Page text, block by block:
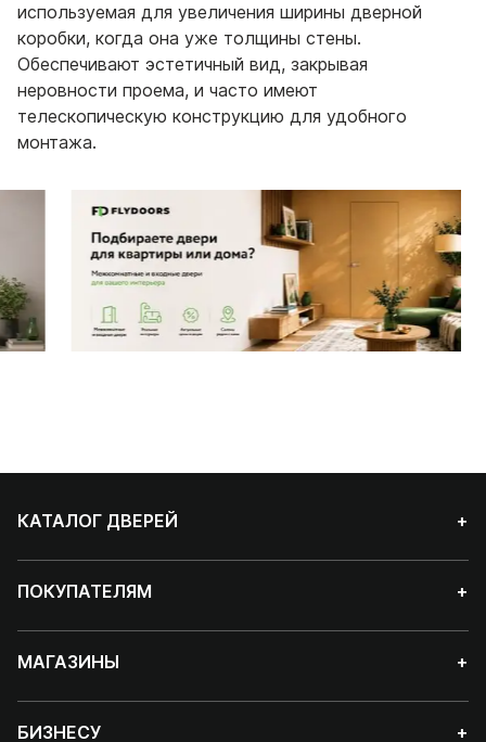
используемая для увеличения ширины дверной
коробки, когда она уже толщины стены.
Обеспечивают эстетичный вид, закрывая
неровности проема, и часто имеют
телескопическую конструкцию для удобного
монтажа.
КАТАЛОГ ДВЕРЕЙ +
ПОКУПАТЕЛЯМ +
МАГАЗИНЫ +
БИЗНЕСУ +